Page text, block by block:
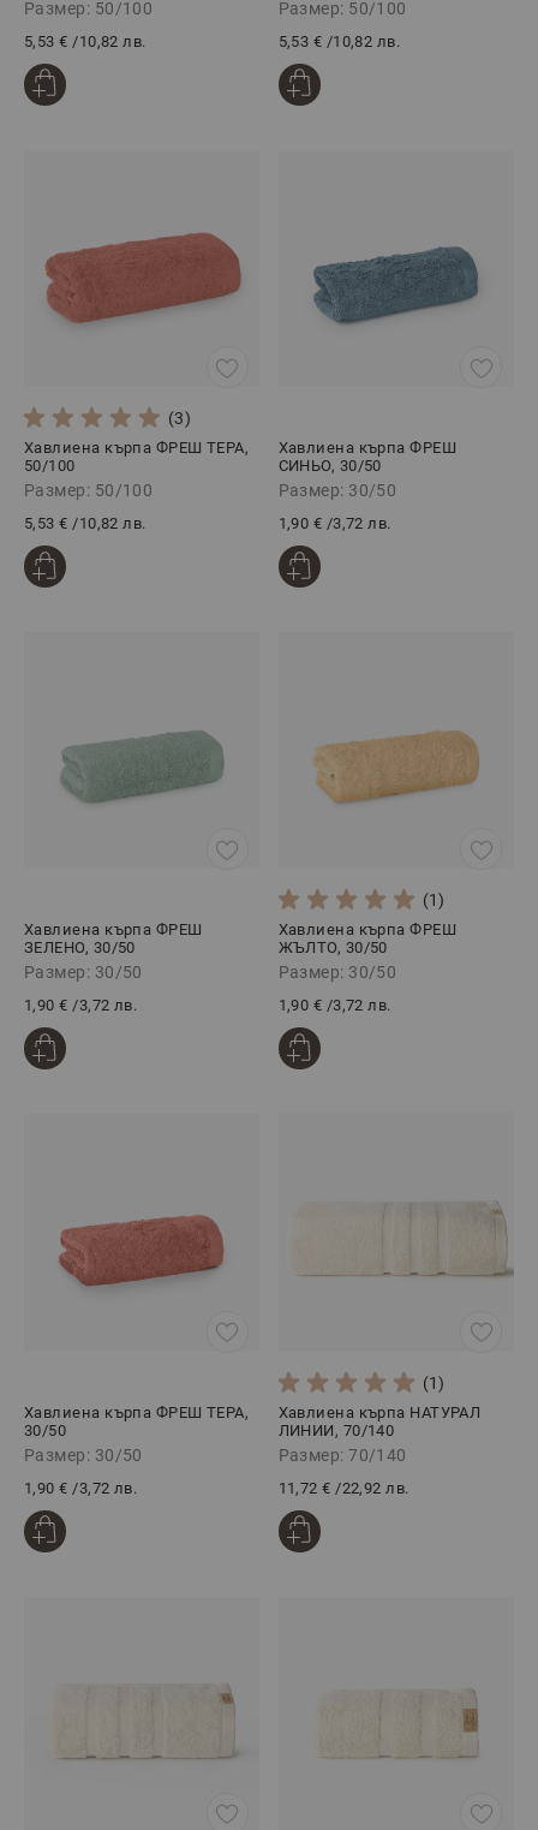
Размер: 50/100
5,53 € /10,82 лв.
Размер: 50/100
5,53 € /10,82 лв.
(3)
Хавлиена кърпа ФРЕШ ТЕРА,
50/100
Размер: 50/100
5,53 € /10,82 лв.
Хавлиена кърпа ФРЕШ
СИНЬО, 30/50
Размер: 30/50
1,90 € /3,72 лв.
Хавлиена кърпа ФРЕШ
ЗЕЛЕНО, 30/50
Размер: 30/50
1,90 € /3,72 лв.
(1)
Хавлиена кърпа ФРЕШ
ЖЪЛТО, 30/50
Размер: 30/50
1,90 € /3,72 лв.
Хавлиена кърпа ФРЕШ ТЕРА,
30/50
Размер: 30/50
1,90 € /3,72 лв.
(1)
Хавлиена кърпа НАТУРАЛ
ЛИНИИ, 70/140
Размер: 70/140
11,72 € /22,92 лв.